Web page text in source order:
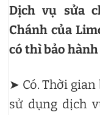
Dịch vụ sửa
Chánh của
có thì bảo
➤ Có. Thời
sử dụng dịch